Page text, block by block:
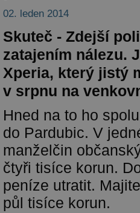
02. leden 2014
Skuteč - Zdejší
zatajením nálezu.
Xperia, který jistý
v srpnu na
Hned na to ho
do Pardubic. V
manželčin
čtyři tisíce korun.
peníze utratit.
půl tisíce korun.